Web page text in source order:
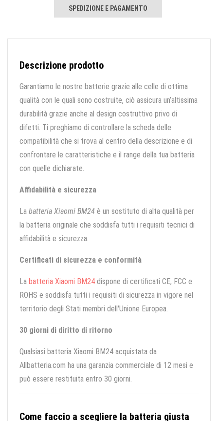
SPEDIZIONE E PAGAMENTO
Descrizione prodotto
Garantiamo le nostre batterie grazie alle celle di ottima
qualità con le quali sono costruite, ciò assicura un’altissima
durabilità grazie anche al design costruttivo privo di
difetti. Ti preghiamo di controllare la scheda delle
compatibilità che si trova al centro della descrizione e di
confrontare le caratteristiche e il range della tua batteria
con quelle dichiarate.
Affidabilità e sicurezza
La batteria Xiaomi BM24 è un sostituto di alta qualità per
la batteria originale che soddisfa tutti i requisiti tecnici di
affidabilità e sicurezza.
Certificati di sicurezza e conformità
La batteria Xiaomi BM24 dispone di certificati CE, FCC e
ROHS e soddisfa tutti i requisiti di sicurezza in vigore nel
territorio degli Stati membri dell'Unione Europea.
30 giorni di diritto di ritorno
Qualsiasi batteria Xiaomi BM24 acquistata da
Allbatteria.com ha una garanzia commerciale di 12 mesi e
può essere restituita entro 30 giorni.
Come faccio a scegliere la batteria giusta